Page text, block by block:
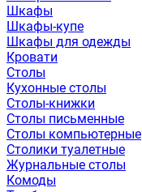
Шкафы
Шкафы-купе
Шкафы для одежды
Кровати
Столы
Кухонные столы
Столы-книжки
Столы письменные
Столы компьютерные
Столики туалетные
Журнальные столы
Комоды